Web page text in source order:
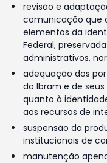
revisão e
comunicação que
elementos da
Federal,
administrativos,
adequação dos
do Ibram e de
quanto à
aos recursos de
suspensão da
institucionais de
manutenção